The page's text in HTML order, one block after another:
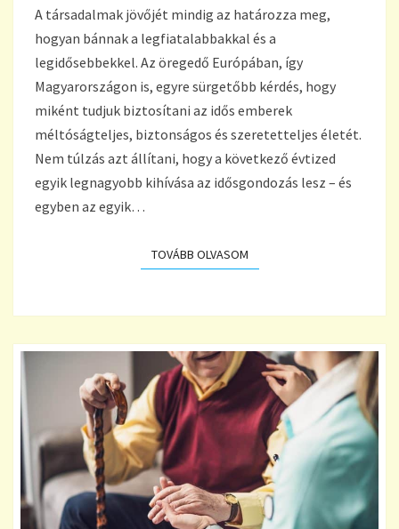
LEGKERESETTEBB
SZAKMA
2030-
A társadalmak jövőjét mindig az határozza meg,
hogyan bánnak a legfiatalabbakkal és a
legidősebbekkel. Az öregedő Európában, így
Magyarországon is, egyre sürgetőbb kérdés, hogy
miként tudjuk biztosítani az idős emberek
méltóságteljes, biztonságos és szeretetteljes életét.
Nem túlzás azt állítani, hogy a következő évtized
egyik legnagyobb kihívása az idősgondozás lesz – és
egyben az egyik…
TOVÁBB OLVASOMTOVÁBB OLVASOM